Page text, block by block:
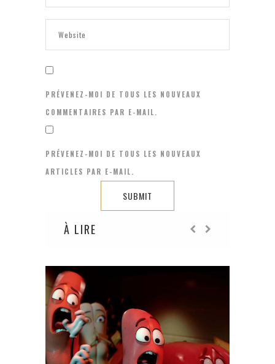
PRÉVENEZ-MOI DE TOUS LES NOUVEAUX
COMMENTAIRES PAR E-MAIL.
PRÉVENEZ-MOI DE TOUS LES NOUVEAUX
ARTICLES PAR E-MAIL.
À LIRE